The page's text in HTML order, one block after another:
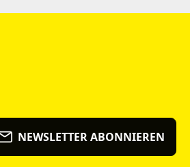
NEWSLETTER ABONNIEREN